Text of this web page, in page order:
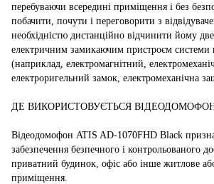
перебуваючи всередині приміщення і без
побачити, почути і переговорити з
необхідністю дистанційно відчинити йому
електричним замикаючим пристроєм системи
(наприклад, електромагнітний,
електроригельний замок, електромеханічна
ДЕ ВИКОРИСТОВУЄТЬСЯ
Відеодомофон ATIS AD-1070FHD Black
забезпечення безпечного і контрольованого
приватний будинок, офіс або інше житлове
приміщення.